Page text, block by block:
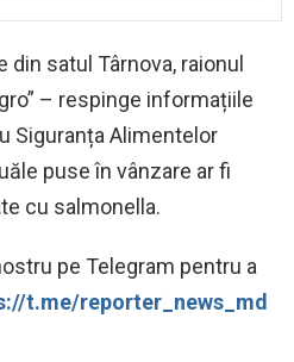
din satul Târnova, raionul
– respinge informațiile
Siguranța Alimentelor
puse în vânzare ar fi
cu salmonella.
pe Telegram pentru a
t.me/reporter_news_md